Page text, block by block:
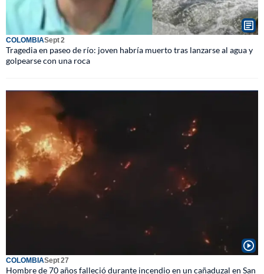
COLOMBIASept 2
Tragedia en paseo de río: joven habría muerto tras lanzarse al agua y
golpearse con una roca
COLOMBIASept 27
Hombre de 70 años falleció durante incendio en un cañaduzal en San